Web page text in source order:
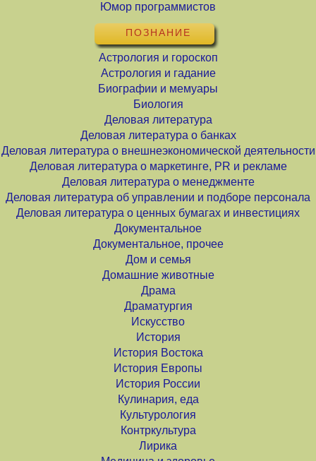
Юмор программистов
ПОЗНАНИЕ
Астрология и гороскоп
Астрология и гадание
Биографии и мемуары
Биология
Деловая литература
Деловая литература о банках
Деловая литература о внешнеэкономической деятельности
Деловая литература о маркетинге, PR и рекламе
Деловая литература о менеджменте
Деловая литература об управлении и подборе персонала
Деловая литература о ценных бумагах и инвестициях
Документальное
Документальное, прочее
Дом и семья
Домашние животные
Драма
Драматургия
Искусство
История
История Востока
История Европы
История России
Кулинария, еда
Культурология
Контркультура
Лирика